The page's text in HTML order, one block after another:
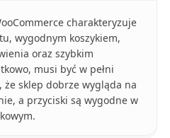
charakteryzuje
wygodnym koszykiem,
oraz szybkim
musi być w pełni
że sklep dobrze wygląda na
a przyciski są wygodne w